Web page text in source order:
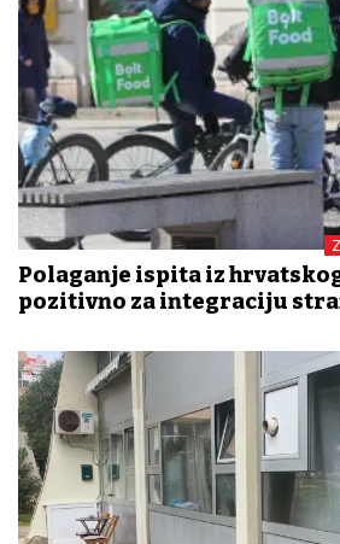
Polaganje ispita iz
pozitivno za integraciju